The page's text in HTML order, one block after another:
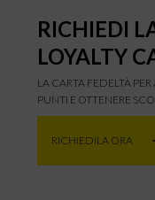
RICHIEDI
LOYALTY
LA CARTA FEDELTÀ
PUNTI E OTTENERE
RICHIEDILA ORA